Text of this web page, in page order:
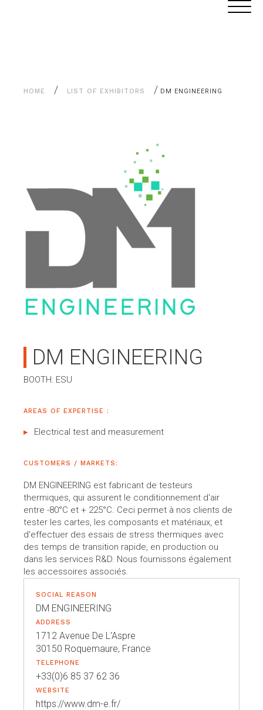
HOME / LIST OF EXHIBITORS / DM ENGINEERING
DM ENGINEERING
BOOTH: ESU
AREAS OF EXPERTISE :
Electrical test and measurement
CUSTOMERS / MARKETS:
DM ENGINEERING est fabricant de testeurs
thermiques, qui assurent le conditionnement d'air
entre -80°C et + 225°C. Ceci permet à nos clients de
tester les cartes, les composants et matériaux, et
d'effectuer des essais de stress thermiques avec
des temps de transition rapide, en production ou
dans les services R&D. Nous fournissons également
les accessoires associés.
SOCIAL REASON
DM ENGINEERING
ADDRESS
1712 Avenue De L'Aspre
30150 Roquemaure, France
TELEPHONE
+33(0)6 85 37 62 36
WEBSITE
https://www.dm-e.fr/